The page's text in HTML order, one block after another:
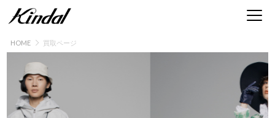
HOME 買取ページ
ブランド古着買取 | 服・時計・バッグ・靴・ア